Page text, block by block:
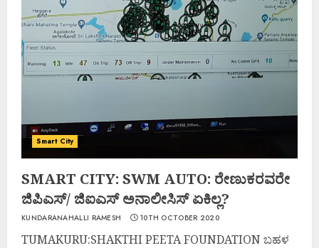
Smart City
SMART CITY: SWM AUTO: ರೇಣುಕರವರೇ
ಜಿಪಿಎಸ್/ ಜಿಐಎಸ್ ಅನಾಲೀಸಿಸ್ ಏಕಿಲ್ಲ?
KUNDARANAHALLI RAMESH 10TH OCTOBER 2020
TUMAKURU:SHAKTHI PEETA FOUNDATION ಬಹಳ